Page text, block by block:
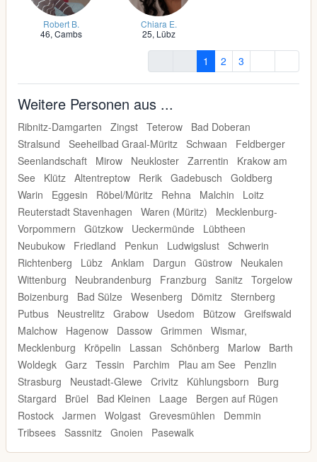
Robert B.
46, Cambs
Chiara E.
25, Lübz
1 2 3
Weitere Personen aus ...
Ribnitz-Damgarten Zingst Teterow
Bad Doberan
Stralsund
Seeheilbad Graal-Müritz Schwaan
Feldberger
Seenlandschaft
Mirow Neukloster Zarrentin
Krakow am
See
Klütz Altentreptow Rerik Gadebusch
Goldberg
Warin
Eggesin Röbel/Müritz Rehna Malchin
Loitz
Reuterstadt Stavenhagen
Waren (Müritz)
Mecklenburg-
Vorpommern
Gützkow Ueckermünde
Lübtheen
Neubukow
Friedland Penkun Ludwigslust Schwerin
Richtenberg
Lübz Anklam Dargun Güstrow
Neukalen
Wittenburg
Neubrandenburg Franzburg Sanitz Torgelow
Boizenburg
Bad Sülze Wesenberg Dömitz Sternberg
Putbus
Neustrelitz Grabow Usedom Bützow Greifswald
Malchow
Hagenow Dassow Grimmen
Wismar,
Mecklenburg
Kröpelin Lassan Schönberg Marlow
Barth
Woldegk Garz Tessin Parchim Plau am See
Penzlin
Strasburg
Neustadt-Glewe Crivitz Kühlungsborn
Burg
Stargard
Brüel Bad Kleinen Laage
Bergen auf Rügen
Rostock Jarmen Wolgast Grevesmühlen
Demmin
Tribsees Sassnitz Gnoien Pasewalk